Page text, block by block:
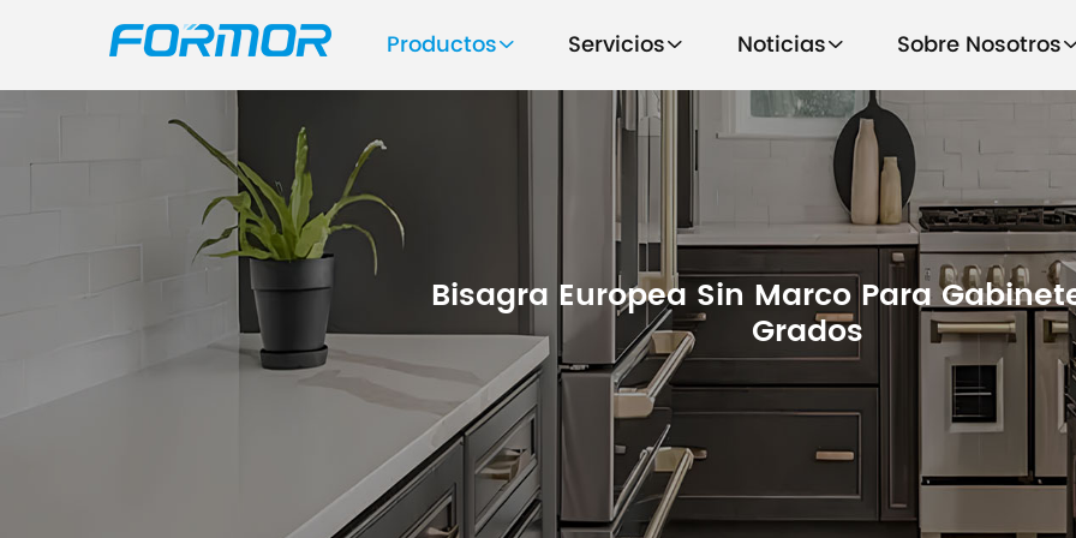
Productos Servicios Noticias Sobre Nosotros
Bisagra Europea Sin Marco Para
Grados